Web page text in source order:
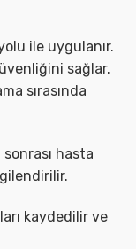
ile uygulanır.
sağlar.
sırasında
hasta
kaydedilir ve